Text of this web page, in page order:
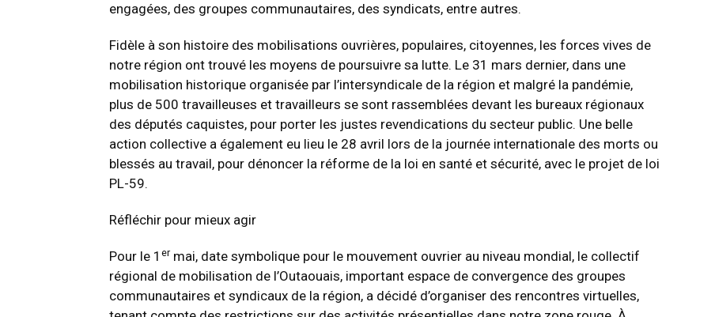
engagées, des groupes communautaires, des syndicats, entre autres.
Fidèle à son histoire des mobilisations ouvrières, populaires, citoyennes, les forces vives de
notre région ont trouvé les moyens de poursuivre sa lutte. Le 31 mars dernier, dans une
mobilisation historique organisée par l’intersyndicale de la région et malgré la pandémie,
plus de 500 travailleuses et travailleurs se sont rassemblées devant les bureaux régionaux
des députés caquistes, pour porter les justes revendications du secteur public. Une belle
action collective a également eu lieu le 28 avril lors de la journée internationale des morts ou
blessés au travail, pour dénoncer la réforme de la loi en santé et sécurité, avec le projet de loi
PL-59.
Réfléchir pour mieux agir
Pour le 1 er mai, date symbolique pour le mouvement ouvrier au niveau mondial, le collectif
régional de mobilisation de l’Outaouais, important espace de convergence des groupes
communautaires et syndicaux de la région, a décidé d’organiser des rencontres virtuelles,